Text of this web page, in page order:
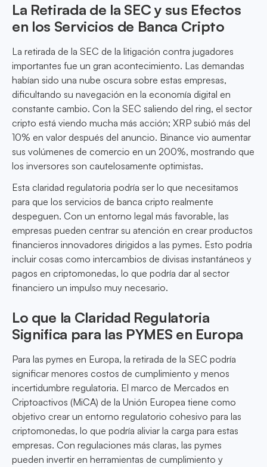
La Retirada de la SEC y sus Efectos
en los Servicios de Banca Cripto
La retirada de la SEC de la litigación contra jugadores
importantes fue un gran acontecimiento. Las demandas
habían sido una nube oscura sobre estas empresas,
dificultando su navegación en la economía digital en
constante cambio. Con la SEC saliendo del ring, el sector
cripto está viendo mucha más acción; XRP subió más del
10% en valor después del anuncio. Binance vio aumentar
sus volúmenes de comercio en un 200%, mostrando que
los inversores son cautelosamente optimistas.
Esta claridad regulatoria podría ser lo que necesitamos
para que los servicios de banca cripto realmente
despeguen. Con un entorno legal más favorable, las
empresas pueden centrar su atención en crear productos
financieros innovadores dirigidos a las pymes. Esto podría
incluir cosas como intercambios de divisas instantáneos y
pagos en criptomonedas, lo que podría dar al sector
financiero un impulso muy necesario.
Lo que la Claridad Regulatoria
Significa para las PYMES en Europa
Para las pymes en Europa, la retirada de la SEC podría
significar menores costos de cumplimiento y menos
incertidumbre regulatoria. El marco de Mercados en
Criptoactivos (MiCA) de la Unión Europea tiene como
objetivo crear un entorno regulatorio cohesivo para las
criptomonedas, lo que podría aliviar la carga para estas
empresas. Con regulaciones más claras, las pymes
pueden invertir en herramientas de cumplimiento y